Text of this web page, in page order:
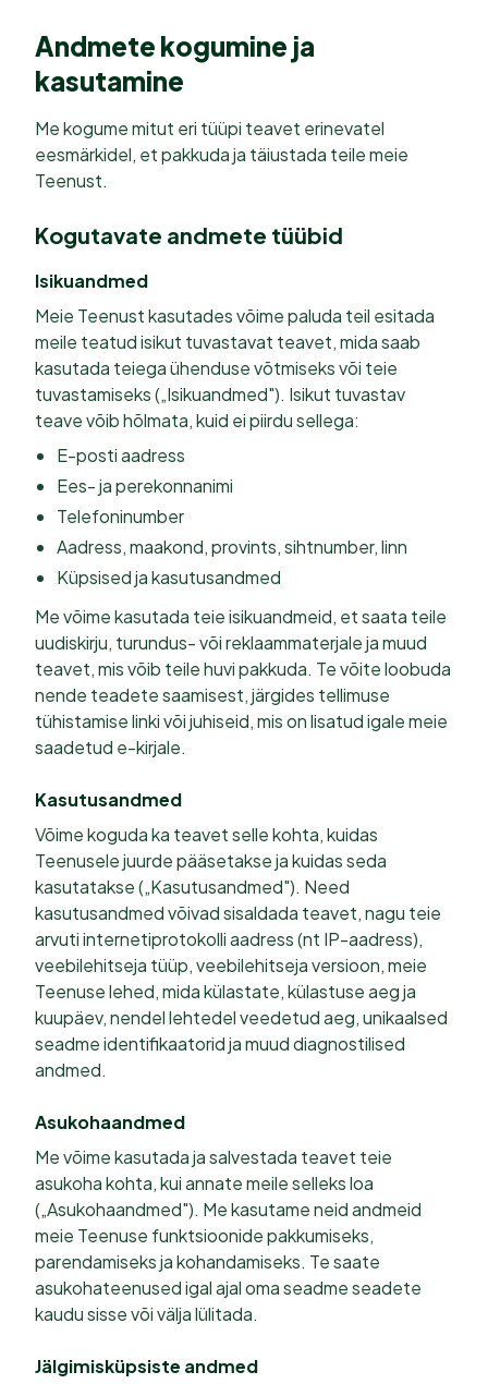
Andmete kogumine ja
kasutamine
Me kogume mitut eri tüüpi teavet erinevatel
eesmärkidel, et pakkuda ja täiustada teile meie
Teenust.
Kogutavate andmete tüübid
Isikuandmed
Meie Teenust kasutades võime paluda teil esitada
meile teatud isikut tuvastavat teavet, mida saab
kasutada teiega ühenduse võtmiseks või teie
tuvastamiseks („Isikuandmed"). Isikut tuvastav
teave võib hõlmata, kuid ei piirdu sellega:
E-posti aadress
Ees- ja perekonnanimi
Telefoninumber
Aadress, maakond, provints, sihtnumber, linn
Küpsised ja kasutusandmed
Me võime kasutada teie isikuandmeid, et saata teile
uudiskirju, turundus- või reklaammaterjale ja muud
teavet, mis võib teile huvi pakkuda. Te võite loobuda
nende teadete saamisest, järgides tellimuse
tühistamise linki või juhiseid, mis on lisatud igale meie
saadetud e-kirjale.
Kasutusandmed
Võime koguda ka teavet selle kohta, kuidas
Teenusele juurde pääsetakse ja kuidas seda
kasutatakse („Kasutusandmed"). Need
kasutusandmed võivad sisaldada teavet, nagu teie
arvuti internetiprotokolli aadress (nt IP-aadress),
veebilehitseja tüüp, veebilehitseja versioon, meie
Teenuse lehed, mida külastate, külastuse aeg ja
kuupäev, nendel lehtedel veedetud aeg, unikaalsed
seadme identifikaatorid ja muud diagnostilised
andmed.
Asukohaandmed
Me võime kasutada ja salvestada teavet teie
asukoha kohta, kui annate meile selleks loa
(„Asukohaandmed"). Me kasutame neid andmeid
meie Teenuse funktsioonide pakkumiseks,
parendamiseks ja kohandamiseks. Te saate
asukohateenused igal ajal oma seadme seadete
kaudu sisse või välja lülitada.
Jälgimisküpsiste andmed